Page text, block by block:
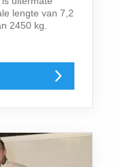
lengte van 7,2
2450 kg.